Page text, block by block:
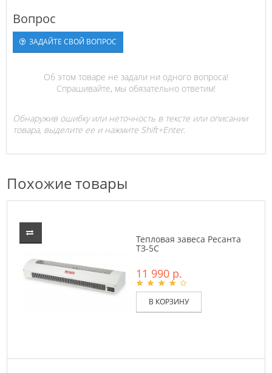
Вопрос
ЗАДАЙТЕ СВОЙ ВОПРОС
Об этом товаре не задали ни одного вопроса!
Спрашивайте, мы обязательно ответим!
Обнаружив ошибку или неточность в тексте или описании
товара, выделите ее и нажмите Shift+Enter.
Похожие товары
Тепловая завеса Ресанта
ТЗ-5С
11 990 р.
В КОРЗИНУ